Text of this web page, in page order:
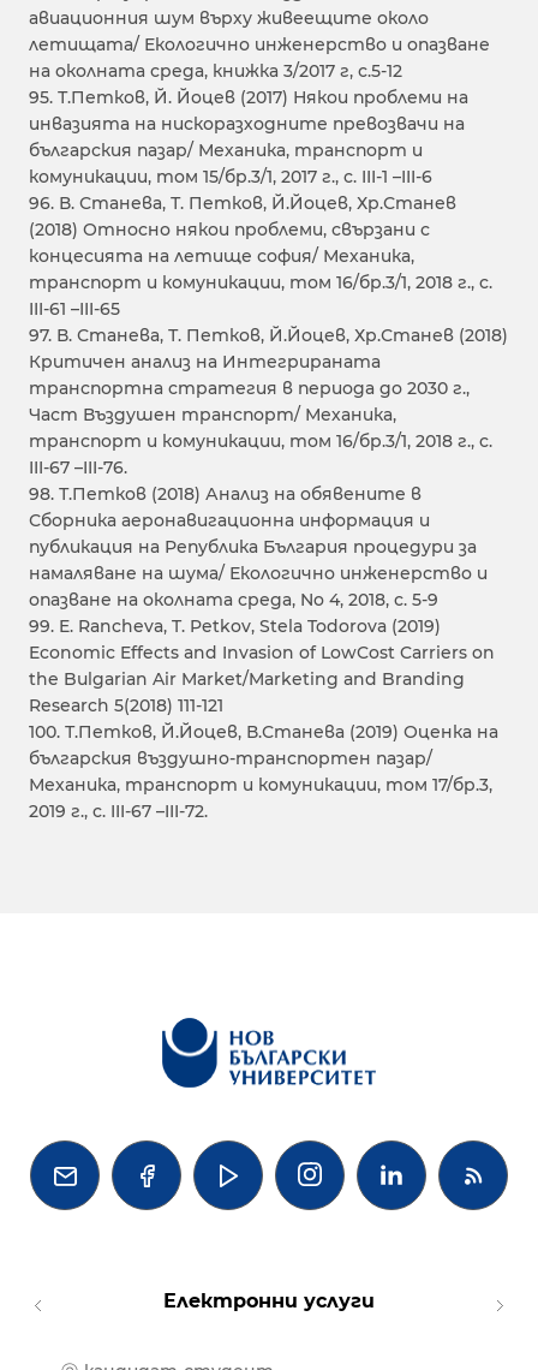
авиационния шум върху живеещите около
летищата/ Екологично инженерство и опазване
на околната среда, книжка 3/2017 г, с.5-12
95. Т.Петков, Й. Йоцев (2017) Някои проблеми на
инвазията на нискоразходните превозвачи на
българския пазар/ Механика, транспорт и
комуникации, том 15/бр.3/1, 2017 г., с. III-1 –III-6
96. В. Станева, Т. Петков, Й.Йоцев, Хр.Станев
(2018) Относно някои проблеми, свързани с
концесията на летище софия/ Механика,
транспорт и комуникации, том 16/бр.3/1, 2018 г., с.
III-61 –III-65
97. В. Станева, Т. Петков, Й.Йоцев, Хр.Станев (2018)
Критичен анализ на Интегрираната
транспортна стратегия в периода до 2030 г.,
Част Въздушен транспорт/ Механика,
транспорт и комуникации, том 16/бр.3/1, 2018 г., с.
III-67 –III-76.
98. Т.Петков (2018) Анализ на обявените в
Сборника аеронавигационна информация и
публикация на Република България процедури за
намаляване на шума/ Екологично инженерство и
опазване на околната среда, No 4, 2018, с. 5-9
99. E. Rancheva, T. Petkov, Stela Todorova (2019)
Economic Effects and Invasion of LowCost Carriers on
the Bulgarian Air Market/Marketing and Branding
Research 5(2018) 111-121
100. Т.Петков, Й.Йоцев, В.Станева (2019) Оценка на
българския въздушно-транспортен пазар/
Механика, транспорт и комуникации, том 17/бр.3,
2019 г., с. III-67 –III-72.
   
Електронни услуги